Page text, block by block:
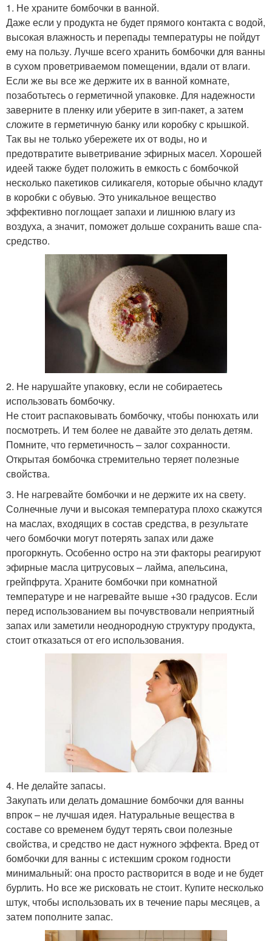
1. Не храните бомбочки в ванной.
Даже если у продукта не будет прямого контакта с водой,
высокая влажность и перепады температуры не пойдут
ему на пользу. Лучше всего хранить бомбочки для ванны
в сухом проветриваемом помещении, вдали от влаги.
Если же вы все же держите их в ванной комнате,
позаботьтесь о герметичной упаковке. Для надежности
заверните в пленку или уберите в зип-пакет, а затем
сложите в герметичную банку или коробку с крышкой.
Так вы не только убережете их от воды, но и
предотвратите выветривание эфирных масел. Хорошей
идеей также будет положить в емкость с бомбочкой
несколько пакетиков силикагеля, которые обычно кладут
в коробки с обувью. Это уникальное вещество
эффективно поглощает запахи и лишнюю влагу из
воздуха, а значит, поможет дольше сохранить ваше спа-
средство.
2. Не нарушайте упаковку, если не собираетесь
использовать бомбочку.
Не стоит распаковывать бомбочку, чтобы понюхать или
посмотреть. И тем более не давайте это делать детям.
Помните, что герметичность – залог сохранности.
Открытая бомбочка стремительно теряет полезные
свойства.
3. Не нагревайте бомбочки и не держите их на свету.
Солнечные лучи и высокая температура плохо скажутся
на маслах, входящих в состав средства, в результате
чего бомбочки могут потерять запах или даже
прогоркнуть. Особенно остро на эти факторы реагируют
эфирные масла цитрусовых – лайма, апельсина,
грейпфрута. Храните бомбочки при комнатной
температуре и не нагревайте выше +30 градусов. Если
перед использованием вы почувствовали неприятный
запах или заметили неоднородную структуру продукта,
стоит отказаться от его использования.
4. Не делайте запасы.
Закупать или делать домашние бомбочки для ванны
впрок – не лучшая идея. Натуральные вещества в
составе со временем будут терять свои полезные
свойства, и средство не даст нужного эффекта. Вред от
бомбочки для ванны с истекшим сроком годности
минимальный: она просто растворится в воде и не будет
бурлить. Но все же рисковать не стоит. Купите несколько
штук, чтобы использовать их в течение пары месяцев, а
затем пополните запас.